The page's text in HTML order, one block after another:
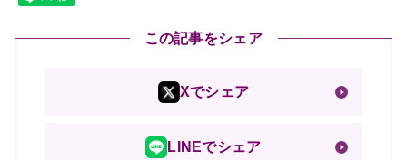
この記事をシェア
Xでシェア
LINEでシェア